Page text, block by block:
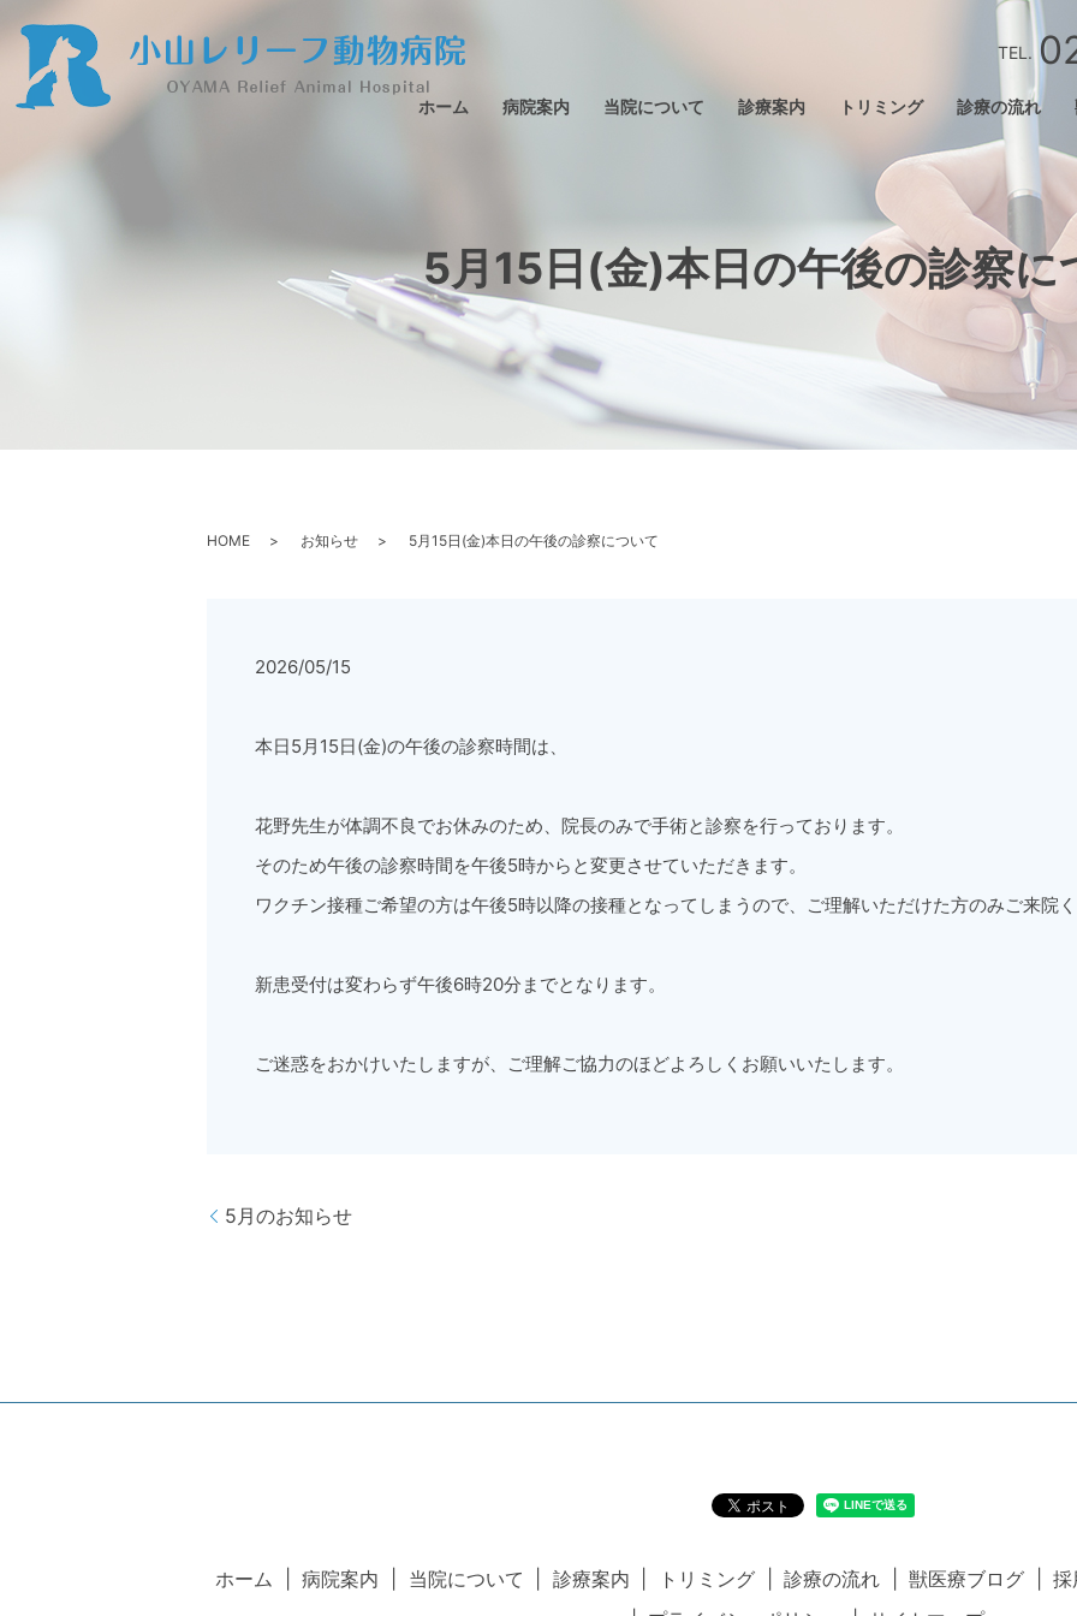
TEL.
ホーム 病院案内 当院について 診療案内 トリミング 診療の流れ
5月15日(金)本日の午後の診察に
HOME お知らせ 5月15日(金)本日の午後の診察について
2026/05/15
本日5月15日(金)の午後の診察時間は、
花野先生が体調不良でお休みのため、院長のみで手術と診察を行っております。
そのため午後の診察時間を午後5時からと変更させていただきます。
ワクチン接種ご希望の方は午後5時以降の接種となってしまうので、ご理解いただけた方のみご来院く
新患受付は変わらず午後6時20分までとなります。
ご迷惑をおかけいたしますが、ご理解ご協力のほどよろしくお願いいたします。
5月のお知らせ
ホーム 病院案内 当院について 診療案内 トリミング 診療の流れ 獣医療ブログ 採